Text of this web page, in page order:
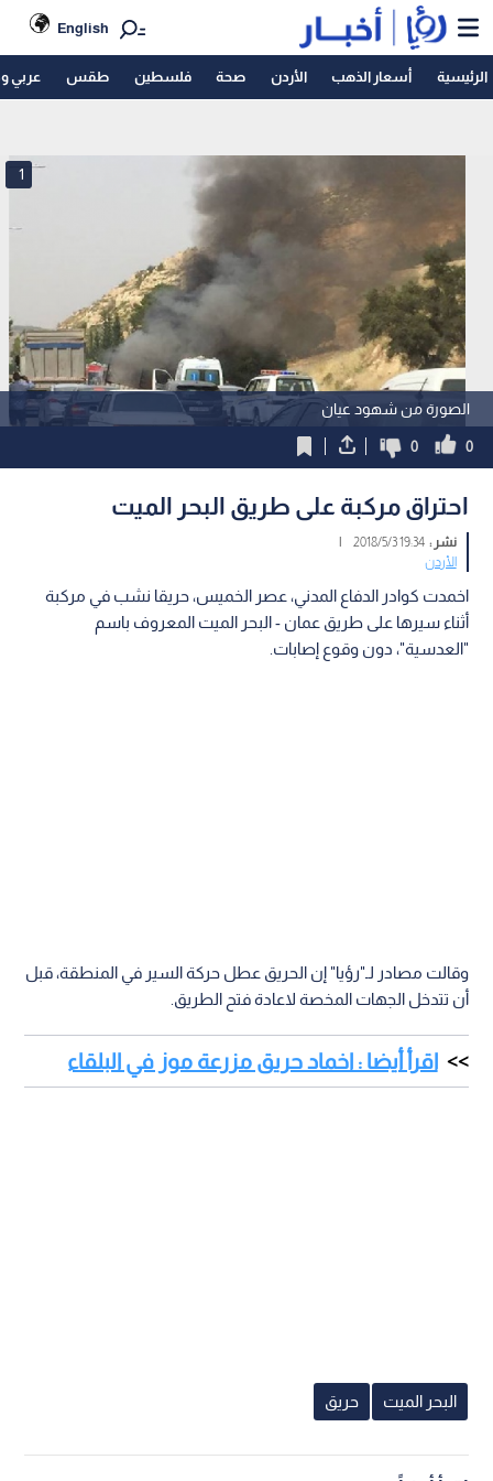
English
الرئيسية أسعار الذهب الأردن صحة فلسطين طقس عربي
الصورة من شهود عيان
1
0
0
احتراق مركبة على طريق البحر الميت
نشر :19:34 2018/5/3
|
الأردن
اخمدت كوادر الدفاع المدني، عصر الخميس، حريقا نشب في مركبة
أثناء سيرها على طريق عمان - البحر الميت المعروف باسم
"العدسية"، دون وقوع إصابات.
وقالت مصادر لـ"رؤيا" إن الحريق عطل حركة السير في المنطقة، قبل
أن تتدخل الجهات المخصة لاعادة فتح الطريق.
اقرأ أيضا : اخماد حريق مزرعة موز في البلقاء
البحر الميت حريق